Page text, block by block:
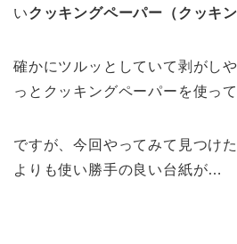
いクッキングペーパー（クッキン
確かにツルッとしていて剥がし
っとクッキングペーパーを使って
ですが、今回やってみて見つけ
よりも使い勝手の良い台紙が…